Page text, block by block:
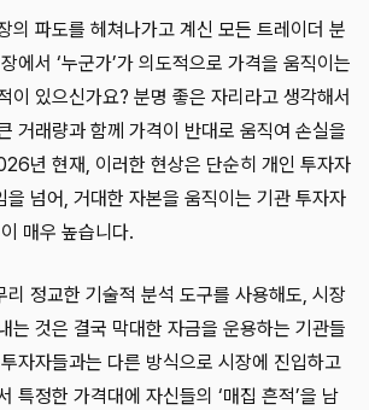
의 파도를 헤쳐나가고 계신 모든 트레이더 분
에서 ‘누군가’가 의도적으로 가격을 움직이는
이 있으신가요? 분명 좋은 자리라고 생각해서
거래량과 함께 가격이 반대로 움직여 손실을
년 현재, 이러한 현상은 단순히 개인 투자자
을 넘어, 거대한 자본을 움직이는 기관 투자자
매우 높습니다.
리 정교한 기술적 분석 도구를 사용해도, 시장
는 것은 결국 막대한 자금을 운용하는 기관들
자자들과는 다른 방식으로 시장에 진입하고
특정한 가격대에 자신들의 ‘매집 흔적’을 남